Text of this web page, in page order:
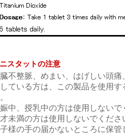
スタットの注意
不整脈、めまい、はげしい頭
ている方は、この製品を使用
中、授乳中の方は使用しないで
未満の方は使用しないでくださ
様の手の届かないところに保管